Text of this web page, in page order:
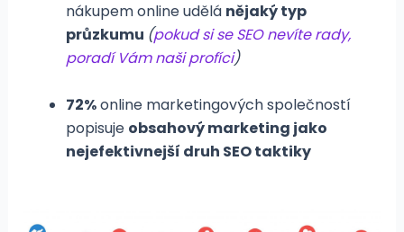
nákupem online udělá nějaký typ
průzkumu (pokud si se SEO nevíte rady,
poradí Vám naši profíci)
72%online marketingových společností
popisuje obsahový marketing jako
nejefektivnejší druh SEO taktiky